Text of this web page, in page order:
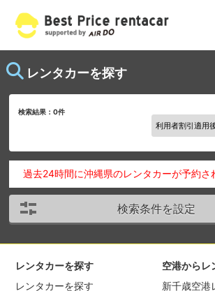
レンタカーを探す
検索結果：0件
過去24時間に沖縄県のレンタカーが予約さ
検索条件を設定
レンタカーを探す
レンタカーを探す
空港からレ
新千歳空港